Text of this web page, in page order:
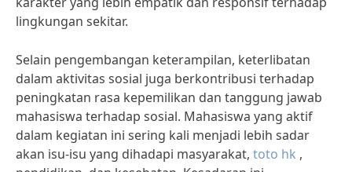
lingkungan sekitar.
Selain pengembangan keterampilan, keterlibatan
dalam aktivitas sosial juga berkontribusi terhadap
peningkatan rasa kepemilikan dan tanggung jawab
mahasiswa terhadap sosial. Mahasiswa yang aktif
dalam kegiatan ini sering kali menjadi lebih sadar
akan isu-isu yang dihadapi masyarakat, toto hk ,